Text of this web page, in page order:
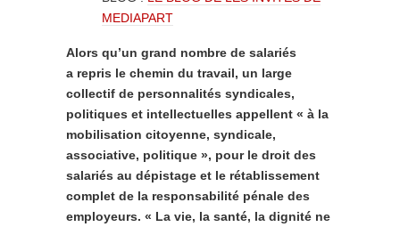
MEDIAPART
Alors qu’un grand nombre de salariés
a repris le chemin du travail, un large
collectif de personnalités syndicales,
politiques et intellectuelles appellent « à la
mobilisation citoyenne, syndicale,
associative, politique », pour le droit des
salariés au dépistage et le rétablissement
complet de la responsabilité pénale des
employeurs. « La vie, la santé, la dignité ne